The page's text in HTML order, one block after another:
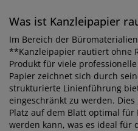
Was ist Kanzleipapier
Im Bereich der
**Kanzleipapier rautiert ohne
Produkt für viele
Papier zeichnet sich durch
strukturierte Linienführung
eingeschränkt zu werden.
Platz auf dem Blatt optimal
werden kann, was es ideal für